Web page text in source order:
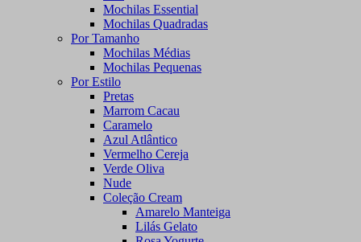
Mochilas Essential
Mochilas Quadradas
Por Tamanho
Mochilas Médias
Mochilas Pequenas
Por Estilo
Pretas
Marrom Cacau
Caramelo
Azul Atlântico
Vermelho Cereja
Verde Oliva
Nude
Coleção Cream
Amarelo Manteiga
Lilás Gelato